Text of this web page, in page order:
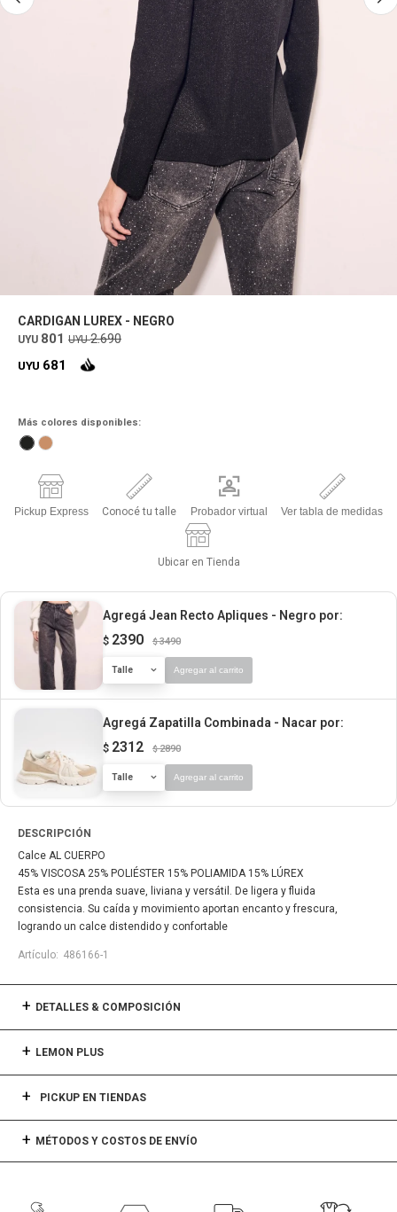
CARDIGAN LUREX - NEGRO
UYU 801 UYU 2.690
UYU 681
Más colores disponibles:
Pickup Express Conocé tu talle Probador virtual Ver tabla de medidas
Ubicar en Tienda
Agregá Jean Recto Apliques - Negro por:
$ 2390 $ 3490
Talle Agregar al carrito
Agregá Zapatilla Combinada - Nacar por:
$ 2312 $ 2890
Talle Agregar al carrito
DESCRIPCIÓN
Calce AL CUERPO
45% VISCOSA 25% POLIÉSTER 15% POLIAMIDA 15% LÚREX
Esta es una prenda suave, liviana y versátil. De ligera y fluida
consistencia. Su caída y movimiento aportan encanto y frescura,
logrando un calce distendido y confortable
486166-1
DETALLES & COMPOSICIÓN
LEMON PLUS
PICKUP EN TIENDAS
MÉTODOS Y COSTOS DE ENVÍO